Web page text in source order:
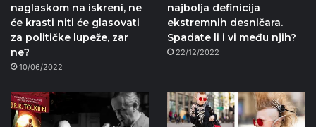
naglaskom na iskreni, ne
će krasti niti će glasovati
za političke lupeže, zar
ne?
10/06/2022
najbolja definicija
ekstremnih desničara.
Spadate li i vi među njih?
22/12/2022